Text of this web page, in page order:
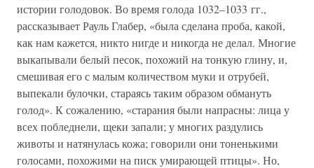
истории голодовок. Во время голода 1032–1033 гг.,
рассказывает Рауль Глабер, «была сделана проба, какой,
как нам кажется, никто нигде и никогда не делал. Многие
выкапывали белый песок, похожий на тонкую глину, и,
смешивая его с малым количеством муки и отрубей,
выпекали булочки, стараясь таким образом обмануть
голод». К сожалению, «старания были напрасны: лица у
всех побледнели, щеки запали; у многих раздулись
животы и натянулась кожа; говорили они тоненькими
голосами, похожими на писк умирающей птицы». Но,